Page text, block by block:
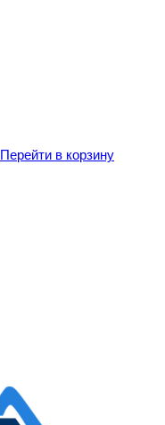
Перейти в корзину